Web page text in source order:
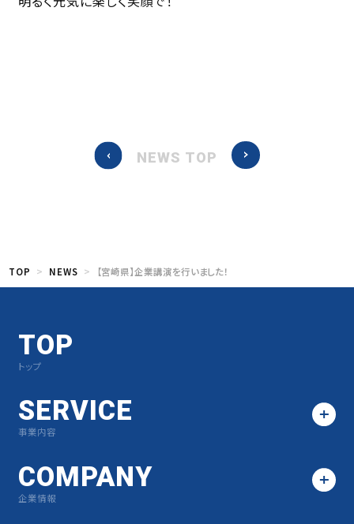
NEWS TOP
TOP NEWS 【宮崎県】企業講演を行いました！
TOP
トップ
SERVICE
事業内容
COMPANY
企業情報